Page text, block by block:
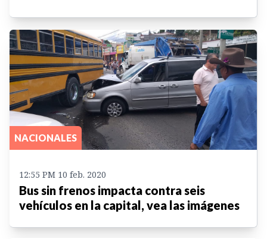
NACIONALES
12:55 PM 10 feb. 2020
Bus sin frenos impacta contra seis
vehículos en la capital, vea las imágenes